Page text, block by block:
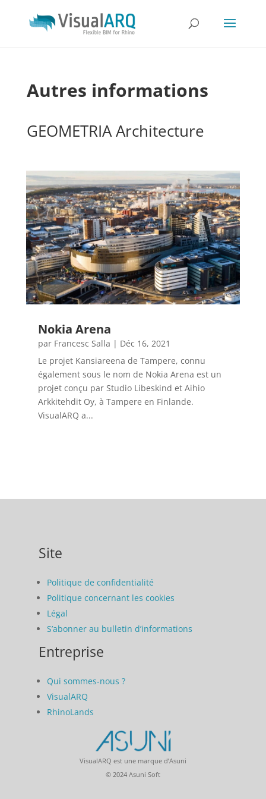
Autres informations
GEOMETRIA Architecture
Nokia Arena
par Francesc Salla | Déc 16, 2021
Le projet Kansiareena de Tampere, connu
également sous le nom de Nokia Arena est un
projet conçu par Studio Libeskind et Aihio
Arkkitehdit Oy, à Tampere en Finlande.
VisualARQ a...
Site
Politique de confidentialité
Politique concernant les cookies
Légal
S’abonner au bulletin d’informations
Entreprise
Qui sommes-nous ?
VisualARQ
RhinoLands
VisualARQ est une marque d’Asuni
© 2024 Asuni Soft